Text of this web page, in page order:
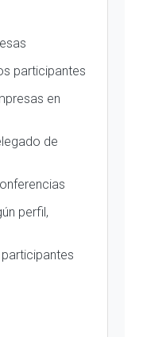
participantes
en
de
perfil,